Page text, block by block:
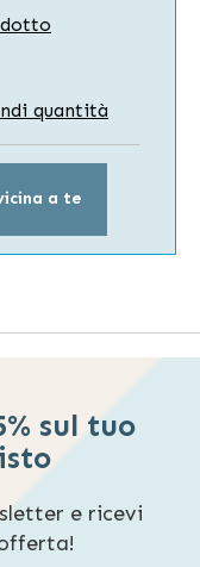
quantità
a te
sul tuo
e ricevi